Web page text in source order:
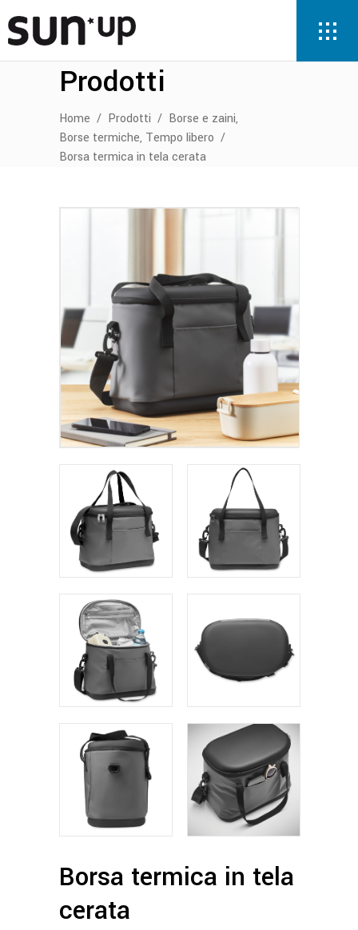
Prodotti
Home / Prodotti / Borse e zaini,
Borse termiche, Tempo libero /
Borsa termica in tela cerata
Borsa termica in tela
cerata